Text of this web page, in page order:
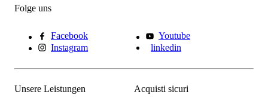
Folge uns
Facebook
Youtube
Instagram
linkedin
Unsere Leistungen
Acquisti sicuri